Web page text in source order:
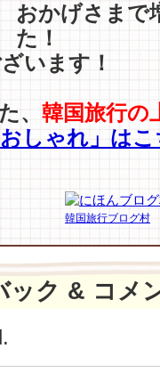
【シ
ロ
ク】
の
に
コ
ー
ヒ
カ
おかげさまで
た！
います！
、 韓国旅行の
しゃれ」はこ
韓国旅行ブログ村
ック & コメ